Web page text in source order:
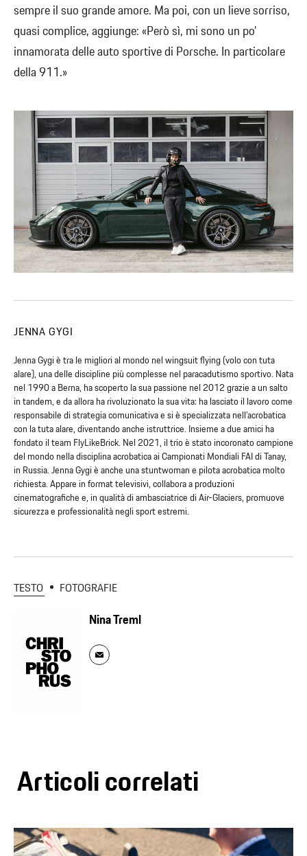
sempre il suo grande amore. Ma poi, con un lieve sorriso,
quasi complice, aggiunge: «Però sì, mi sono un po’
innamorata delle auto sportive di Porsche. In particolare
della 911.»
JENNA GYGI
Jenna Gygi è tra le migliori al mondo nel wingsuit flying (volo con tuta
alare), una delle discipline più complesse nel paracadutismo sportivo. Nata
nel 1990 a Berna, ha scoperto la sua passione nel 2012 grazie a un salto
in tandem, e da allora ha rivoluzionato la sua vita: ha lasciato il lavoro come
responsabile di strategia comunicativa e si è specializzata nell’acrobatica
con la tuta alare, diventando anche istruttrice. Insieme a due amici ha
fondato il team FlyLikeBrick. Nel 2021, il trio è stato incoronato campione
del mondo nella disciplina acrobatica ai Campionati Mondiali FAI di Tanay,
in Russia. Jenna Gygi è anche una stuntwoman e pilota acrobatica molto
richiesta. Appare in format televisivi, collabora a produzioni
cinematografiche e, in qualità di ambasciatrice di Air-Glaciers, promuove
sicurezza e professionalità negli sport estremi.
TESTO FOTOGRAFIE
Nina Treml
Articoli correlati